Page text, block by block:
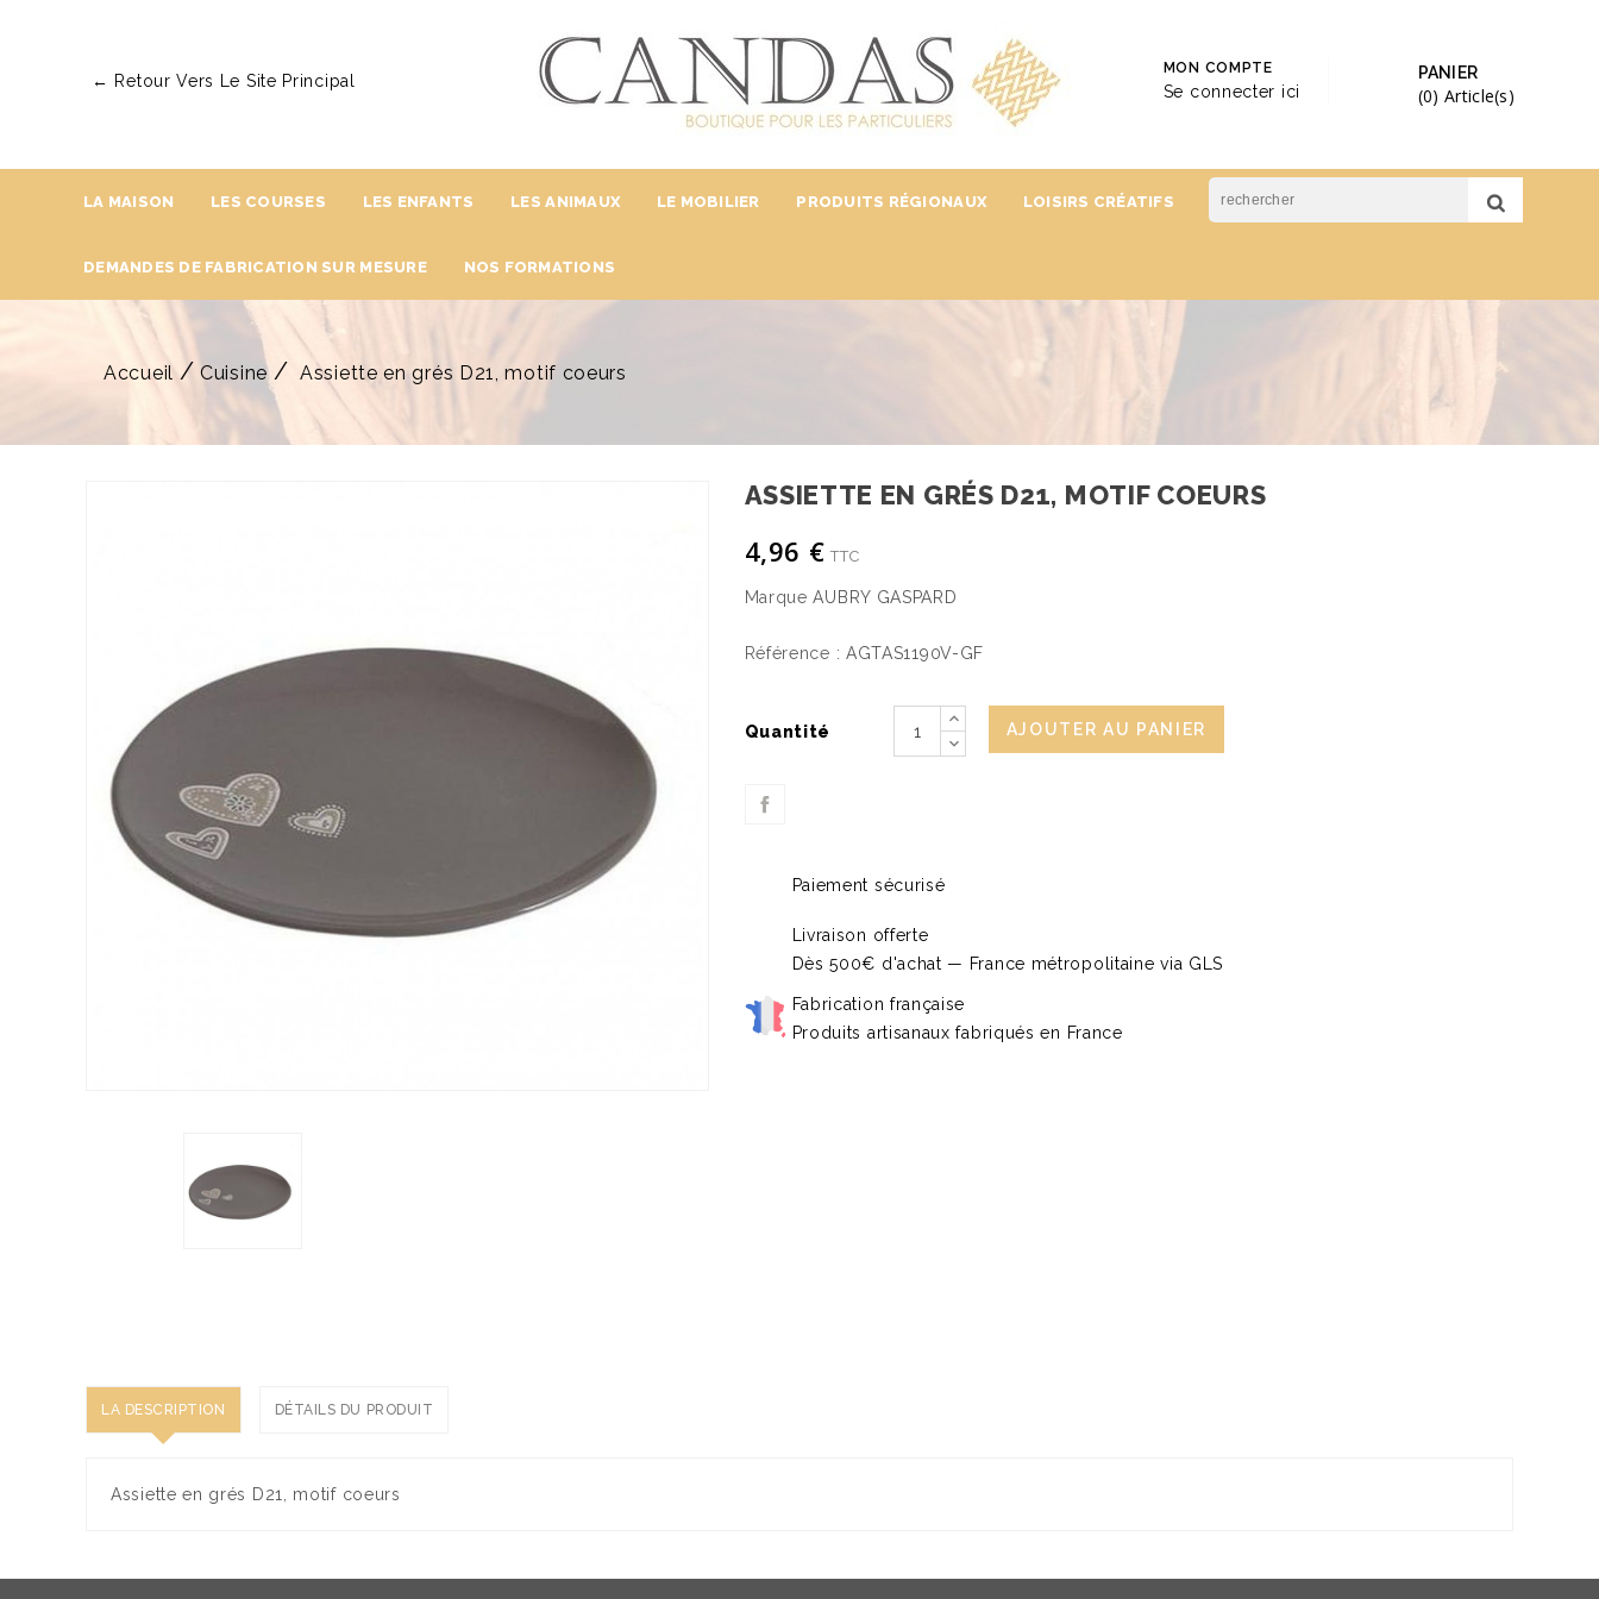
← Retour Vers Le Site Principal PANIER
(0) Article(s)
MON COMPTE
Se connecter ici
LA MAISON LES COURSES LES ENFANTS LES ANIMAUX LE MOBILIER PRODUITS RÉGIONAUX LOISIRS CRÉATIFS
DEMANDES DE FABRICATION SUR MESURE NOS FORMATIONS
Accueil Cuisine Assiette en grés D21, motif coeurs
ASSIETTE EN GRÉS D21, MOTIF COEURS
4,96 € TTC
Marque AUBRY GASPARD
Référence : AGTAS1190V-GF
Quantité AJOUTER AU PANIER
Paiement sécurisé
Livraison offerte
Dès 500€ d'achat — France métropolitaine via GLS
Fabrication française
Produits artisanaux fabriqués en France
LA DESCRIPTION DÉTAILS DU PRODUIT
Assiette en grés D21, motif coeurs